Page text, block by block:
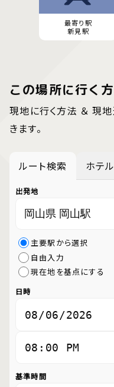
最寄り駅
新見駅
この場所に行く
現地に行く方法 ＆ 現
きます。
ルート検索 ホテ
出発地
主要駅から選択
自由入力
現在地を基点にする
日時
基準時間